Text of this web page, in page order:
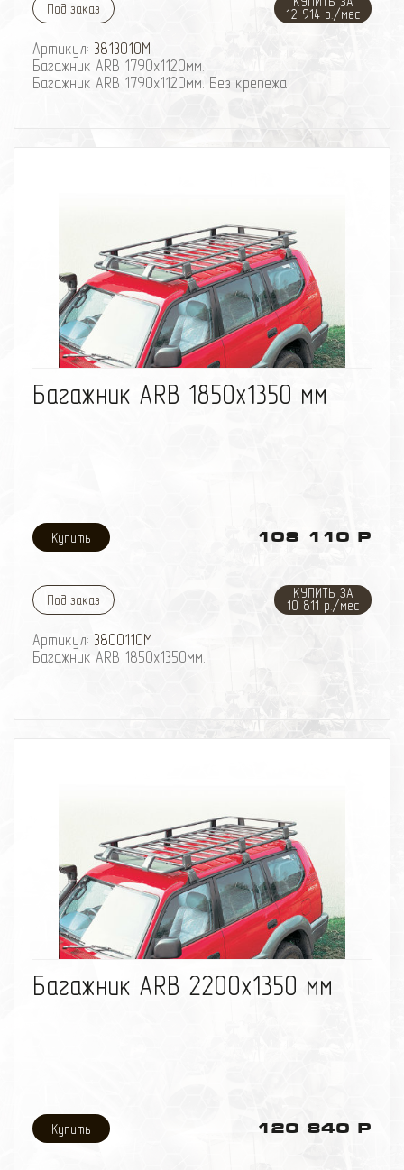
Под заказ
12 914 р./мес
Артикул: 3813010M
Багажник ARB 1790х1120мм.
Багажник ARB 1790х1120мм. Без крепежа
Багажник ARB 1850х1350 мм
108 110 Р
Под заказ
КУПИТЬ ЗА
10 811 р./мес
Артикул: 3800110M
Багажник ARB 1850х1350мм.
Багажник ARB 2200х1350 мм
120 840 Р